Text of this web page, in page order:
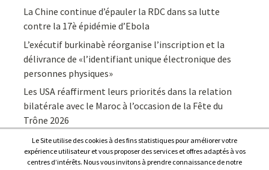
La Chine continue d’épauler la RDC dans sa lutte
contre la 17è épidémie d’Ebola
L’exécutif burkinabè réorganise l’inscription et la
délivrance de «l’identifiant unique électronique des
personnes physiques»
Les USA réaffirment leurs priorités dans la relation
bilatérale avec le Maroc à l’occasion de la Fête du
Trône 2026
Le Site utilise des cookies à des fins statistiques pour améliorer votre
expérience utilisateur et vous proposer des services et offres adaptés à vos
centres d’intérêts. Nous vous invitons à prendre connaissance de notre